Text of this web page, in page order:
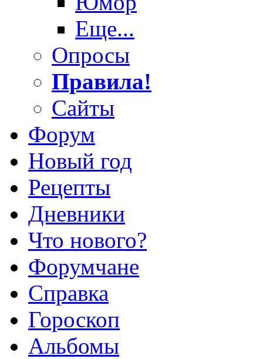
Еще...
Опросы
Правила!
Сайты
Форум
Новый год
Рецепты
Дневники
Что нового?
Форумчане
Справка
Гороскоп
Альбомы